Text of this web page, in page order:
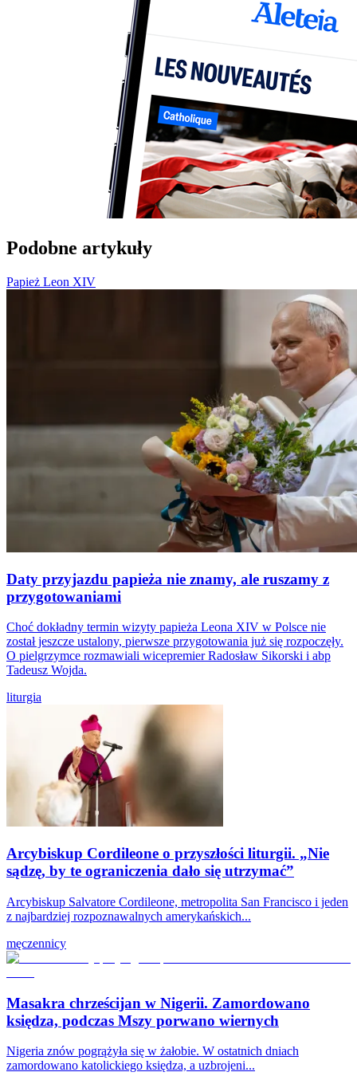
Podobne artykuły
Papież Leon XIV
Daty przyjazdu papieża nie znamy, ale ruszamy z
przygotowaniami
Choć dokładny termin wizyty papieża Leona XIV w Polsce nie
został jeszcze ustalony, pierwsze przygotowania już się rozpoczęły.
O pielgrzymce rozmawiali wicepremier Radosław Sikorski i abp
Tadeusz Wojda.
liturgia
Arcybiskup Cordileone o przyszłości liturgii. „Nie
sądzę, by te ograniczenia dało się utrzymać”
Arcybiskup Salvatore Cordileone, metropolita San Francisco i jeden
z najbardziej rozpoznawalnych amerykańskich...
męczennicy
Masakra chrześcijan w Nigerii. Zamordowano
księdza, podczas Mszy porwano wiernych
Nigeria znów pogrążyła się w żałobie. W ostatnich dniach
zamordowano katolickiego księdza, a uzbrojeni...